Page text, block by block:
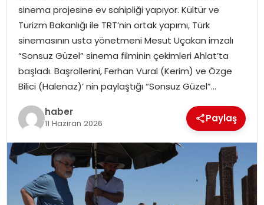
MAGAZIN
SAĞLIK
SOSYAL HABER
sinema projesine ev sahipliği yapıyor. Kültür ve
Turizm Bakanlığı ile TRT’nin ortak yapımı, Türk
sinemasının usta yönetmeni Mesut Uçakan imzalı
“Sonsuz Güzel” sinema filminin çekimleri Ahlat’ta
başladı. Başrollerini, Ferhan Vural (Kerim) ve Özge
Bilici (Halenaz)’ nin paylaştığı “Sonsuz Güzel”…
haber
11 Haziran 2026 Paylaş